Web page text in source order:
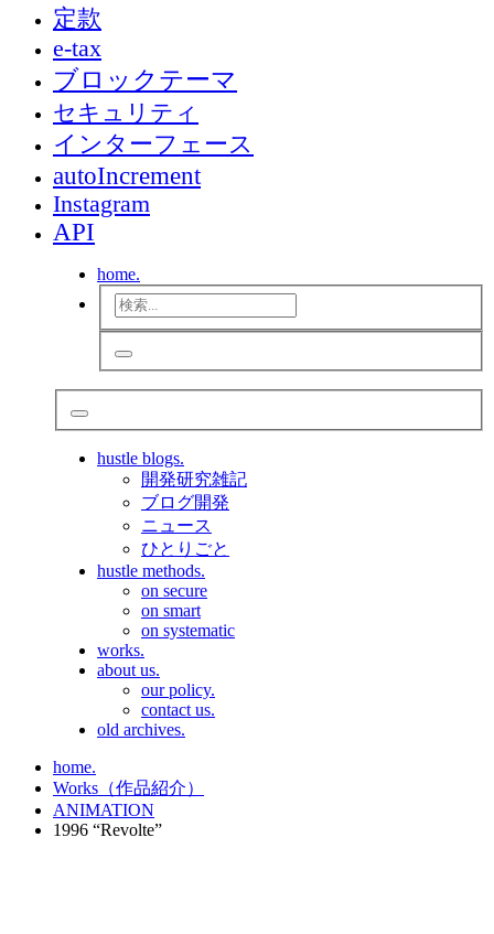
定款
e-tax
ブロックテーマ
セキュリティ
インターフェース
autoIncrement
Instagram
API
home.
hustle blogs.
開発研究雑記
ブログ開発
ニュース
ひとりごと
hustle methods.
on secure
on smart
on systematic
works.
about us.
our policy.
contact us.
old archives.
home.
Works（作品紹介）
ANIMATION
1996 “Revolte”